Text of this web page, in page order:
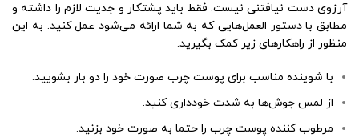
آرزوی دست نیافتنی نیست. فقط باید پشتکار و جدیت لازم را داشته و
مطابق با دستور العمل‌هایی که به شما ارائه می‌شود عمل کنید. به این
منظور از راهکارهای زیر کمک بگیرید.
با شوینده مناسب برای پوست چرب صورت خود را دو بار بشویید.
از لمس جوش‌ها به شدت خودداری کنید.
مرطوب کننده پوست چرب را حتما به صورت خود بزنید.